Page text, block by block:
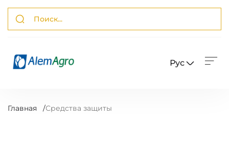
Рус
Главная /Средства защиты